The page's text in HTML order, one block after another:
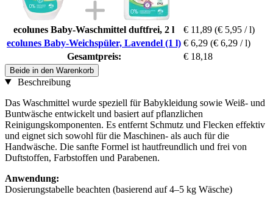
ecolunes Baby-Waschmittel duftfrei, 2 l € 11,89 (€ 5,95 / l)
ecolunes Baby-Weichspüler, Lavendel (1 l) € 6,29 (€ 6,29 / l)
Gesamtpreis:
€ 18,18
Beide in den Warenkorb
Beschreibung
Das Waschmittel wurde speziell für Babykleidung sowie Weiß- und
Buntwäsche entwickelt und basiert auf pflanzlichen
Reinigungskomponenten. Es entfernt Schmutz und Flecken effektiv
und eignet sich sowohl für die Maschinen- als auch für die
Handwäsche. Die sanfte Formel ist hautfreundlich und frei von
Duftstoffen, Farbstoffen und Parabenen.
Anwendung:
Dosierungstabelle beachten (basierend auf 4–5 kg Wäsche)